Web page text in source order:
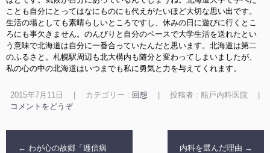
ことも自分にとってはなにものにも代えがたいほど大切な思い出です。
生活の場としても素晴らしいところですし、休みの日に遊びに行くとこ
ろにも事欠きません。のんびりと自分のペースで大学生活を送れたとい
う意味で北海道は自分に一番合っていたんだと思います。北海道は第二
のふるさと。札幌駅周辺も北大構内も随分と変わってしまいましたが、
私の心の中の北海道はいつまでも私に勇気と力を与えてくれます。
2015年7月11日 カテゴリー : 回想 投稿者 : 船戸内科医院
コメントをどうぞ
← わが心の故郷「逓信病
内科を選んだ理由 →